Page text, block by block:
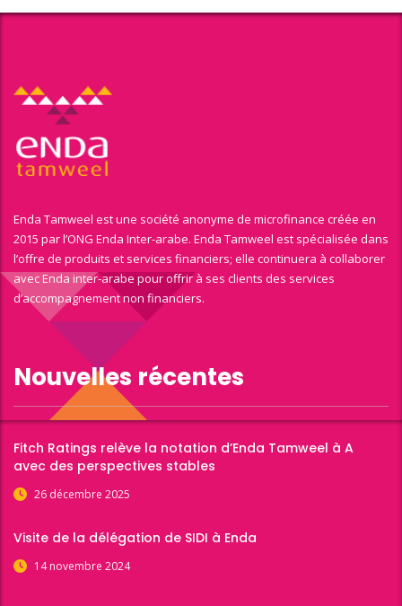
Enda Tamweel est une société anonyme de microfinance créée en
2015 par l’ONG Enda Inter-arabe. Enda Tamweel est spécialisée dans
l’offre de produits et services financiers; elle continuera à collaborer
avec Enda inter-arabe pour offrir à ses clients des services
d’accompagnement non financiers.
Nouvelles récentes
Fitch Ratings relève la notation d’Enda Tamweel à A
avec des perspectives stables
26 décembre 2025
Visite de la délégation de SIDI à Enda
14 novembre 2024